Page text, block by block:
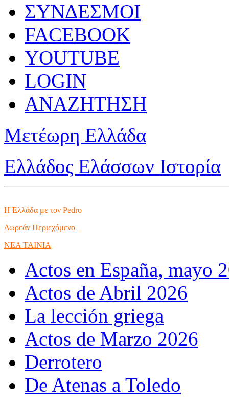
ΣΥΝΔΕΣΜΟΙ
FACEBOOK
YOUTUBE
LOGIN
ΑΝΑΖΗΤΗΣΗ
Μετέωρη Ελλάδα
Ελλάδος Ελάσσων Ιστορία
Η Ελλάδα με τον Pedro
Δωρεάν Περιεχόμενο
NEA TAINIA
Actos en España, mayo
Actos de Abril 2026
La lección griega
Actos de Marzo 2026
Derrotero
De Atenas a Toledo